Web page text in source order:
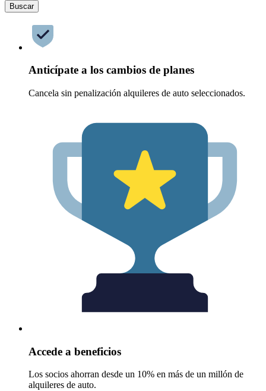
Buscar
Anticípate a los cambios de planes
Cancela sin penalización alquileres de auto seleccionados.
Accede a beneficios
Los socios ahorran desde un 10% en más de un millón de
alquileres de auto.